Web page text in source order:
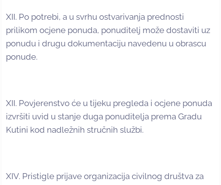
XII. Po potrebi, a u svrhu ostvarivanja prednosti
prilikom ocjene ponuda, ponuditelj može dostaviti uz
ponudu i drugu dokumentaciju navedenu u obrascu
ponude.
XII. Povjerenstvo će u tijeku pregleda i ocjene ponuda
izvršiti uvid u stanje duga ponuditelja prema Gradu
Kutini kod nadležnih stručnih službi.
XIV. Pristigle prijave organizacija civilnog društva za